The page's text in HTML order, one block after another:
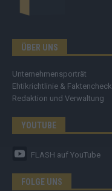
ÜBER UNS
Unternehmensporträt
Ehtikrichtlinie & Faktencheck
Redaktion und Verwaltung
YOUTUBE
FLASH auf YouTube
FOLGE UNS